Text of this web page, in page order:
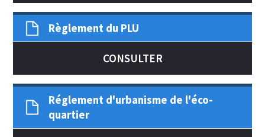
Règlement du PLU
CONSULTER
Réglement d'urbanisme de l'éco-
quartier